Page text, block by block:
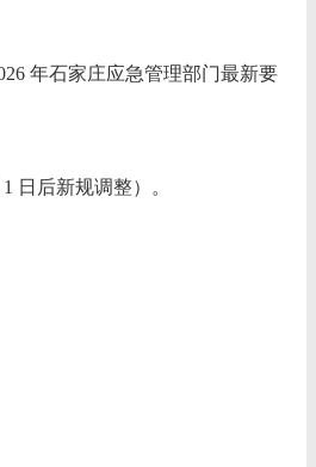
年石家庄应急管理部门最新要
日后新规调整）。